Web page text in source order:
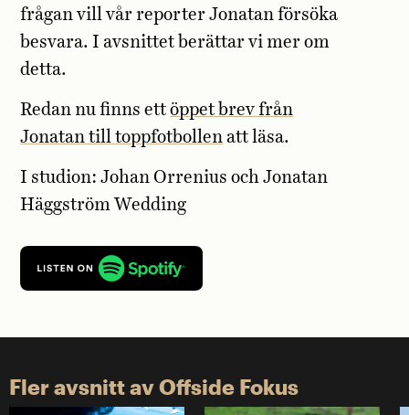
frågan vill vår reporter Jonatan försöka
besvara. I avsnittet berättar vi mer om
detta.
Redan nu finns ettöppet brev från
Jonatan till toppfotbollen att läsa.
I studion: Johan Orrenius och Jonatan
Häggström Wedding
Fler avsnitt av Offside Fokus